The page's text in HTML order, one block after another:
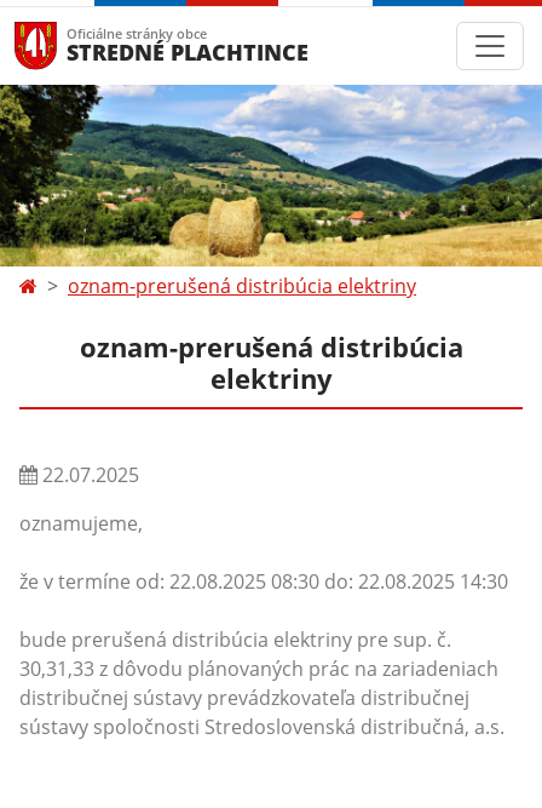
Oficiálne stránky obce
STREDNÉ PLACHTINCE
oznam-prerušená distribúcia elektriny
oznam-prerušená distribúcia
elektriny
22.07.2025
oznamujeme,
že v termíne od: 22.08.2025 08:30 do: 22.08.2025 14:30
bude prerušená distribúcia elektriny pre sup. č.
30,31,33 z dôvodu plánovaných prác na zariadeniach
distribučnej sústavy prevádzkovateľa distribučnej
sústavy spoločnosti Stredoslovenská distribučná, a.s.